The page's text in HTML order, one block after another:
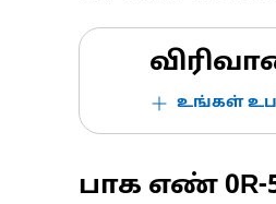
உங்கள்
பாக எண் 0R-